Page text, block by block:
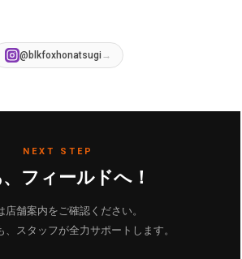
@blkfoxhonatsugi →
NEXT STEP
フィールドへ！
店舗案内をご確認ください。
、スタッフが全力サポートします。